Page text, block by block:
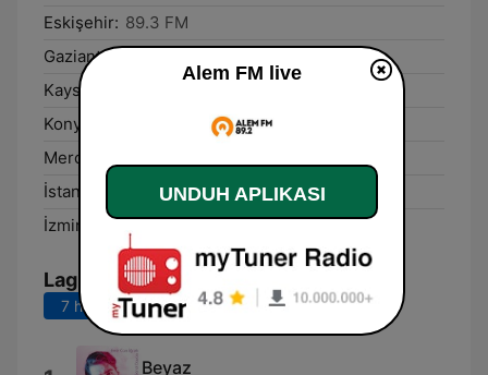
Eskişehir: 89.3 FM
Gaziantep:
Kayseri:
Konya:
Mercin:
İstanbul:
89.2 FM
İzmir:
89.3 FM
Lagu Teratas
7 hari terakhir 30 hari terakhir
Beyaz
Alem FM live
UNDUH APLIKASI